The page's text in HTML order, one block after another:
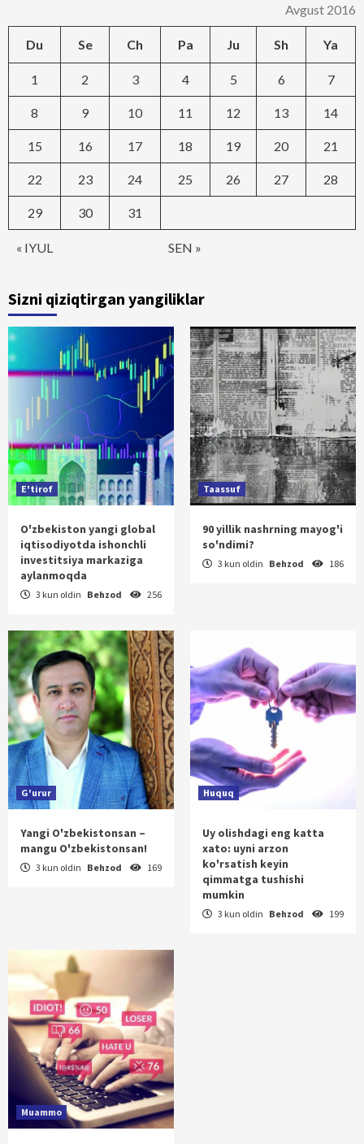
Avgust 2016
Du Se Ch Pa Ju Sh Ya
« IYUL SEN »
1 2 3 4 5 6 7
8 9 10 11 12 13 14
15 16 17 18 19 20 21
22 23 24 25 26 27 28
29 30 31
Sizni qiziqtirgan yangiliklar
E'tirof
O'zbekiston yangi global
iqtisodiyotda ishonchli
investitsiya markaziga
aylanmoqda
3 kun oldin Behzod 256
Taassuf
90 yillik nashrning mayog'i
so'ndimi?
3 kun oldin Behzod 186
G'urur
Yangi O'zbekistonsan –
mangu O'zbekistonsan!
3 kun oldin Behzod 169
Huquq
Uy olishdagi eng katta
xato: uyni arzon
ko'rsatish keyin
qimmatga tushishi
mumkin
3 kun oldin Behzod 199
Muammo